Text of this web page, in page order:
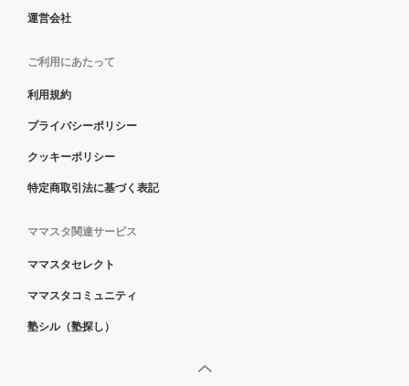
運営会社
ご利用にあたって
利用規約
プライバシーポリシー
クッキーポリシー
特定商取引法に基づく表記
ママスタ関連サービス
ママスタセレクト
ママスタコミュニティ
塾シル（塾探し）